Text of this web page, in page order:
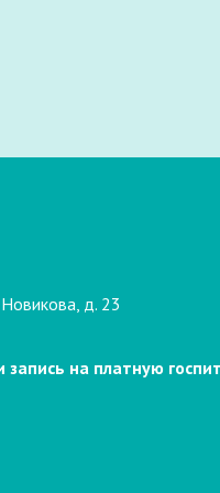
д. 23
на платную